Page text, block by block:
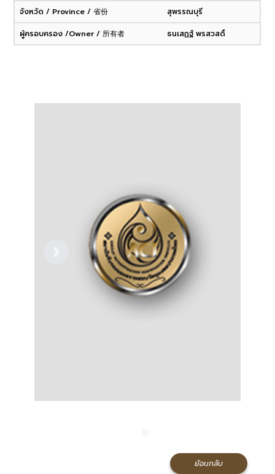
จังหวัด / Province / 省份
สุพรรณบุรี
ผู้ครอบครอง /Owner / 所有者
ธนเสฏฐ์ พรสวสดิ์
Previous
Next
ย้อนกลับ